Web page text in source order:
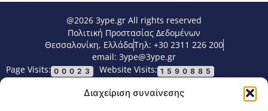
Διαχείριση συναίνεσης
@2026 3ype.gr All rights reserved
Πολιτική Προστασίας Δεδομένων
Θεσσαλονίκη, ΕλλάδαΤηλ: +30 2311 226 200
email: 3ype@3ype.gr
Page Visits: 00023 Website Visits: 1590885